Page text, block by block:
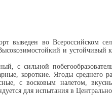
выведен во Всероссийском
и
с сильной
короткие. Ягоды среднего
с восковым налетом,
для испытания в